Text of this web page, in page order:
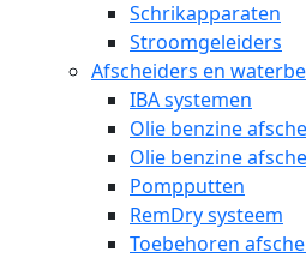
Schrikapparaten
Stroomgeleiders
Afscheiders en
IBA systemen
Olie benzine
Olie benzine
Pompputten
RemDry systeem
Toebehoren